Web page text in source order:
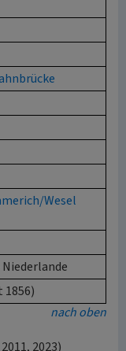
Wesel
nach oben
2023)